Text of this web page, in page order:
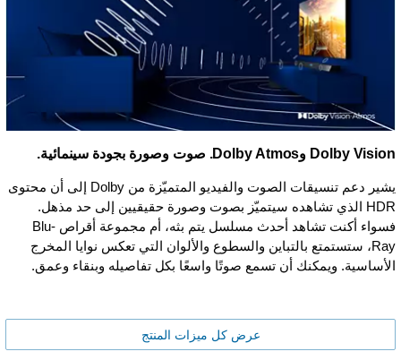
Dolby Vision وDolby Atmos. صوت وصورة بجودة سينمائية.
يشير دعم تنسيقات الصوت والفيديو المتميّزة من Dolby إلى أن محتوى
HDR الذي تشاهده سيتميّز بصوت وصورة حقيقيين إلى حد مذهل.
فسواء أكنت تشاهد أحدث مسلسل يتم بثه، أم مجموعة أقراص Blu-
Ray، ستستمتع بالتباين والسطوع والألوان التي تعكس نوايا المخرج
الأساسية. ويمكنك أن تسمع صوتًا واسعًا بكل تفاصيله وبنقاء وعمق.
عرض كل ميزات المنتج